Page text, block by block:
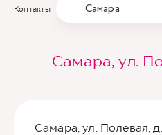
Контакты Самара
Самара, ул.
Самара, ул. Полевая,